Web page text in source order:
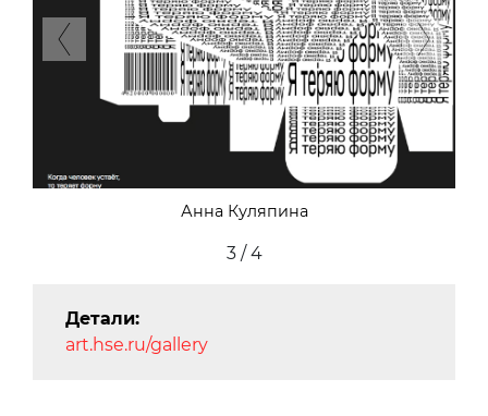
Анна Куляпина
Previous Next
3 / 4
Детали:
art.hse.ru/gallery